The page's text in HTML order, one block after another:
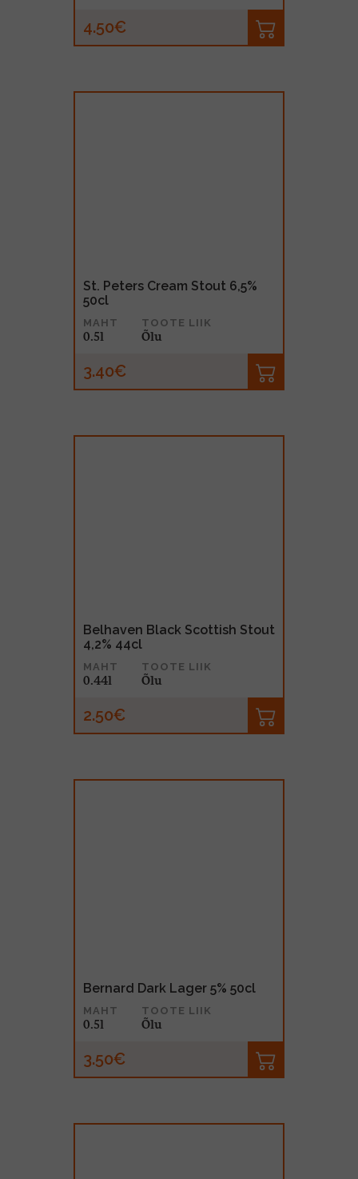
4.50€
St. Peters Cream Stout 6,5%
50cl
MAHT
0.5l
TOOTE LIIK
Õlu
3.40€
Belhaven Black Scottish Stout
4,2% 44cl
MAHT
0.44l
TOOTE LIIK
Õlu
2.50€
Bernard Dark Lager 5% 50cl
MAHT
0.5l
TOOTE LIIK
Õlu
3.50€